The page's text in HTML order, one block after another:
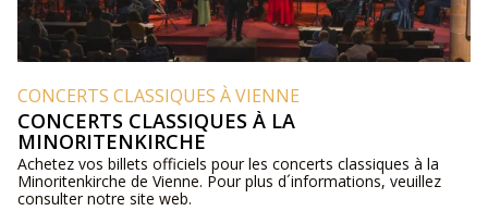
CONCERTS CLASSIQUES À VIENNE
CONCERTS CLASSIQUES À LA
MINORITENKIRCHE
Achetez vos billets officiels pour les concerts classiques à la
Minoritenkirche de Vienne. Pour plus d´informations, veuillez
consulter notre site web.